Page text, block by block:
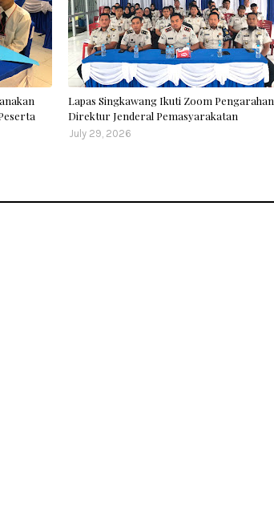
Lapas Singkawang Ikuti Zoom Pengarahan
Direktur Jenderal Pemasyarakatan
July 29, 2026